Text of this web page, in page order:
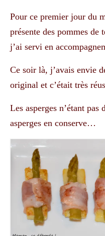
Pour ce premier jour du
présente des pommes de
j’ai servi en
Ce soir là, j’avais envie
original et c’était très
Les asperges n’étant pas
asperges en conserve…